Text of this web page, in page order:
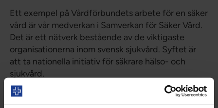
Ett exempel på Vårdförbundets arbete för en säker
vård är vår medverkan i Samverkan för Säker Vård.
Det är ett nätverk bestående av de viktigaste
organisationerna inom svensk sjukvård. Syftet är
att ta nationella initiativ för säkrare hälso- och
sjukvård.
Här kan du läsa mer om det arbete som bedrivs